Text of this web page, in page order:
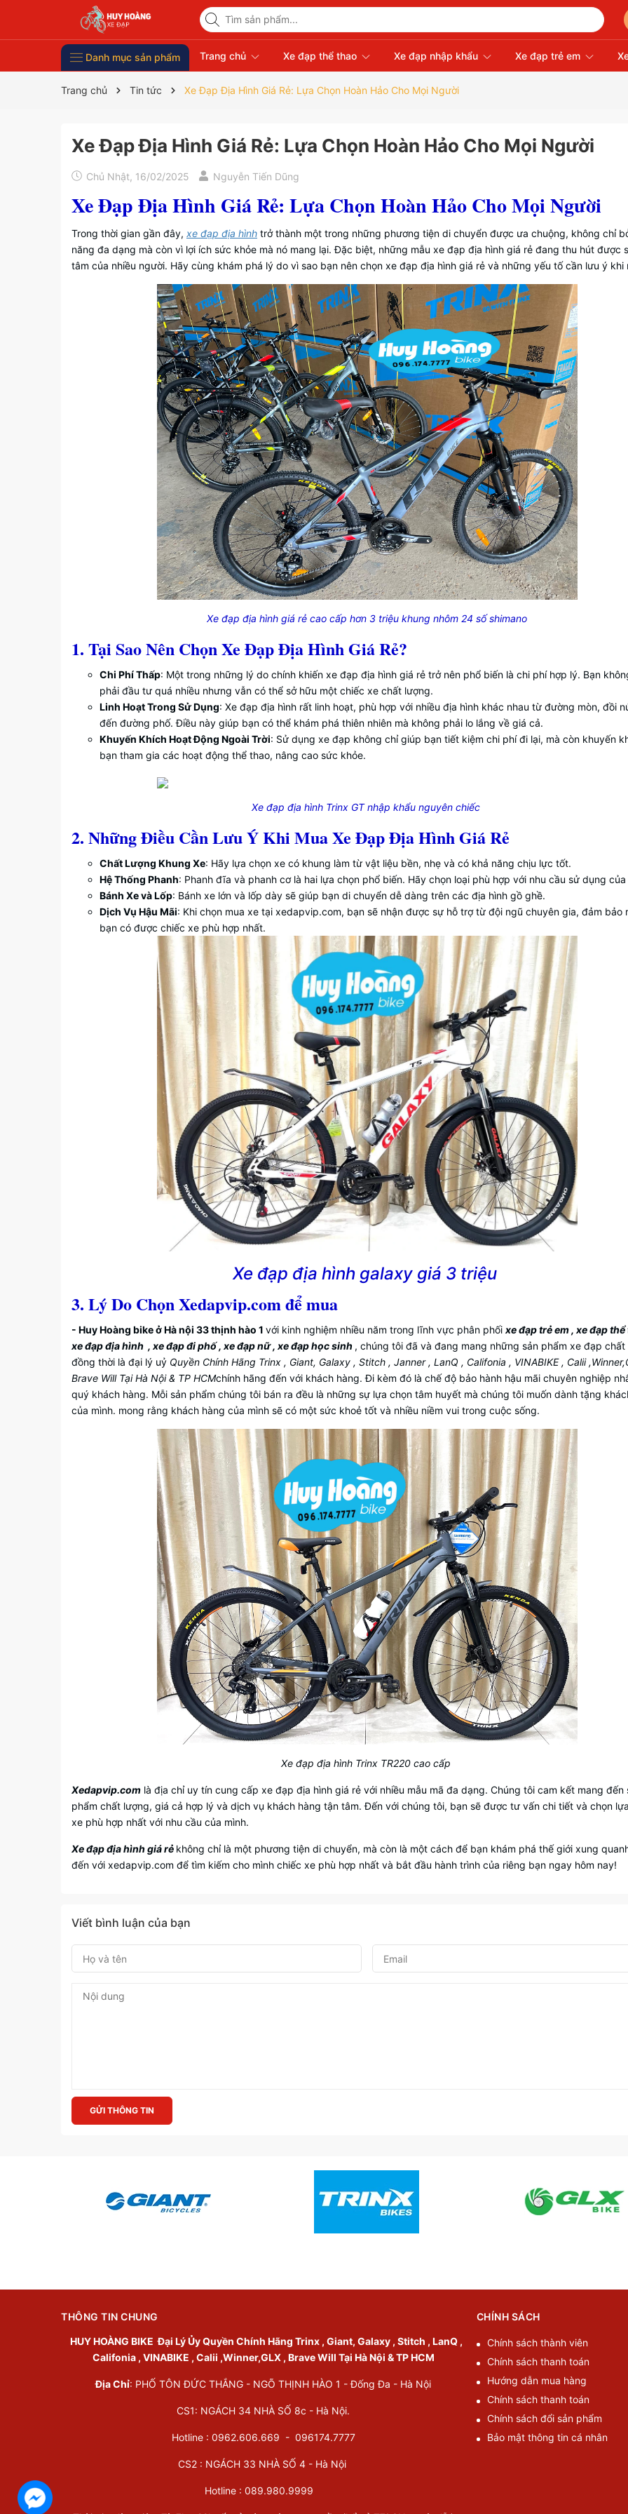
Danh mục sản phẩm Trang chủ Xe đạp thể thao Xe đạp nhập khẩu Xe đạp trẻ em
Trang chủ Tin tức Xe Đạp Địa Hình Giá Rẻ: Lựa Chọn Hoàn Hảo Cho Mọi Người
Xe Đạp Địa Hình Giá Rẻ: Lựa Chọn Hoàn Hảo Cho Mọi Người
Chủ Nhật, 16/02/2025 Nguyễn Tiến Dũng
Xe Đạp Địa Hình Giá Rẻ: Lựa Chọn Hoàn Hảo Cho Mọi Người
Trong thời gian gần đây, xe đạp địa hình trở thành một trong những phương tiện di chuyển được ưa chuộng, không chỉ
năng đa dạng mà còn vì lợi ích sức khỏe mà nó mang lại. Đặc biệt, những mẫu xe đạp địa hình giá rẻ đang thu hút được
tâm của nhiều người. Hãy cùng khám phá lý do vì sao bạn nên chọn xe đạp địa hình giá rẻ và những yếu tố cần lưu ý khi
Xe đạp địa hình giá rẻ cao cấp hơn 3 triệu khung nhôm 24 số shimano
1. Tại Sao Nên Chọn Xe Đạp Địa Hình Giá Rẻ?
Chi Phí Thấp: Một trong những lý do chính khiến xe đạp địa hình giá rẻ trở nên phổ biến là chi phí hợp lý. Bạn
phải đầu tư quá nhiều nhưng vẫn có thể sở hữu một chiếc xe chất lượng.
Linh Hoạt Trong Sử Dụng: Xe đạp địa hình rất linh hoạt, phù hợp với nhiều địa hình khác nhau từ đường mòn, đồi
đến đường phố. Điều này giúp bạn có thể khám phá thiên nhiên mà không phải lo lắng về giá cả.
Khuyến Khích Hoạt Động Ngoài Trời: Sử dụng xe đạp không chỉ giúp bạn tiết kiệm chi phí đi lại, mà còn khuyến
bạn tham gia các hoạt động thể thao, nâng cao sức khỏe.
Xe đạp địa hình Trinx GT nhập khẩu nguyên chiếc
2. Những Điều Cần Lưu Ý Khi Mua Xe Đạp Địa Hình Giá Rẻ
Chất Lượng Khung Xe: Hãy lựa chọn xe có khung làm từ vật liệu bền, nhẹ và có khả năng chịu lực tốt.
Hệ Thống Phanh: Phanh đĩa và phanh cơ là hai lựa chọn phổ biến. Hãy chọn loại phù hợp với nhu cầu sử dụng của
Bánh Xe và Lốp: Bánh xe lớn và lốp dày sẽ giúp bạn di chuyển dễ dàng trên các địa hình gồ ghề.
Dịch Vụ Hậu Mãi: Khi chọn mua xe tại xedapvip.com, bạn sẽ nhận được sự hỗ trợ từ đội ngũ chuyên gia, đảm bảo
bạn có được chiếc xe phù hợp nhất.
Xe đạp địa hình galaxy giá 3 triệu
3. Lý Do Chọn Xedapvip.com để mua
- Huy Hoàng bike ở Hà nội 33 thịnh hào 1 với kinh nghiệm nhiều năm trong lĩnh vực phân phối xe đạp trẻ em , xe đạp thể
xe đạp địa hình , xe đạp đi phố , xe đạp nữ , xe đạp học sinh , chúng tôi đã và đang mang những sản phẩm xe đạp chất
đồng thời là đại lý uỷ Quyền Chính Hãng Trinx , Giant, Galaxy , Stitch , Janner , LanQ , Califonia , VINABIKE , Calii
Brave Will Tại Hà Nội & TP HCMchính hãng đến với khách hàng. Đi kèm đó là chế độ bảo hành hậu mãi chuyên nghiệp
quý khách hàng. Mỗi sản phẩm chúng tôi bán ra đều là những sự lựa chọn tâm huyết mà chúng tôi muốn dành tặng
của mình. mong rằng khách hàng của mình sẽ có một sức khoẻ tốt và nhiều niềm vui trong cuộc sống.
Xe đạp địa hình Trinx TR220 cao cấp
Xedapvip.com là địa chỉ uy tín cung cấp xe đạp địa hình giá rẻ với nhiều mẫu mã đa dạng. Chúng tôi cam kết mang đến
phẩm chất lượng, giá cả hợp lý và dịch vụ khách hàng tận tâm. Đến với chúng tôi, bạn sẽ được tư vấn chi tiết và chọn
xe phù hợp nhất với nhu cầu của mình.
Xe đạp địa hình giá rẻ không chỉ là một phương tiện di chuyển, mà còn là một cách để bạn khám phá thế giới xung
đến với xedapvip.com để tìm kiếm cho mình chiếc xe phù hợp nhất và bắt đầu hành trình của riêng bạn ngay hôm nay!
Viết bình luận của bạn
GỬI THÔNG TIN
THÔNG TIN CHUNG
HUY HOÀNG BIKE Đại Lý Ủy Quyền Chính Hãng Trinx , Giant, Galaxy , Stitch , LanQ ,
Califonia , VINABIKE , Calii ,Winner,GLX , Brave Will Tại Hà Nội & TP HCM
Địa Chỉ: PHỐ TÔN ĐỨC THẮNG - NGÕ THỊNH HÀO 1 - Đống Đa - Hà Nội
CS1: NGÁCH 34 NHÀ SỐ 8c - Hà Nội.
Hotline : 0962.606.669 - 096174.7777
CS2 : NGÁCH 33 NHÀ SỐ 4 - Hà Nội
Hotline :089.980.9999
CHÍNH SÁCH
Chính sách thành viên
Chính sách thanh toán
Hướng dẫn mua hàng
Chính sách thanh toán
Chính sách đổi sản phẩm
Bảo mật thông tin cá nhân